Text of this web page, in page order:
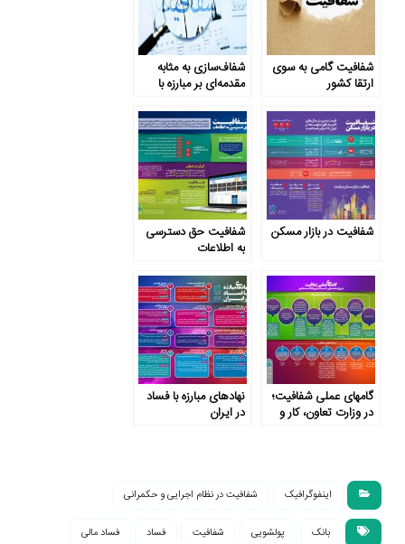
شفافیت گامی به سوی
ارتقا کشور
شفاف‌سازی به مثابه
مقدمه‌ای بر مبارزه با
شفافیت در بازار مسکن
شفافیت حق دسترسی
به اطلاعات
گامهای عملی شفافیت؛
در وزارت تعاون، کار و
نهادهای مبارزه با فساد
در ایران
اینفوگرافیک شفافیت در نظام اجرایی و حکمرانی
بانک پولشویی شفافیت فساد فساد مالی